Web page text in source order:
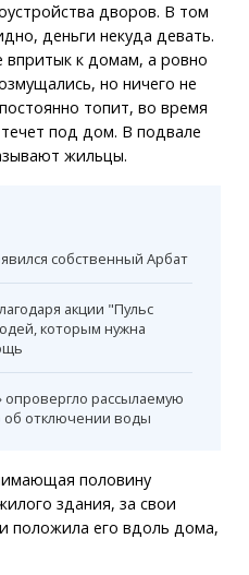
дворов. В том
деньги некуда девать.
впритык к домам, а ровно
но ничего не
топит, во время
под дом. В подвале
жильцы.
собственный Арбат
акции "Пульс
которым нужна
опровергло рассылаемую
об отключении воды
половину
здания, за свои
положила его вдоль дома,